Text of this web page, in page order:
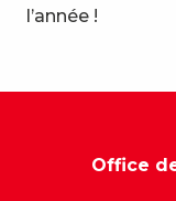
l’année !
Office